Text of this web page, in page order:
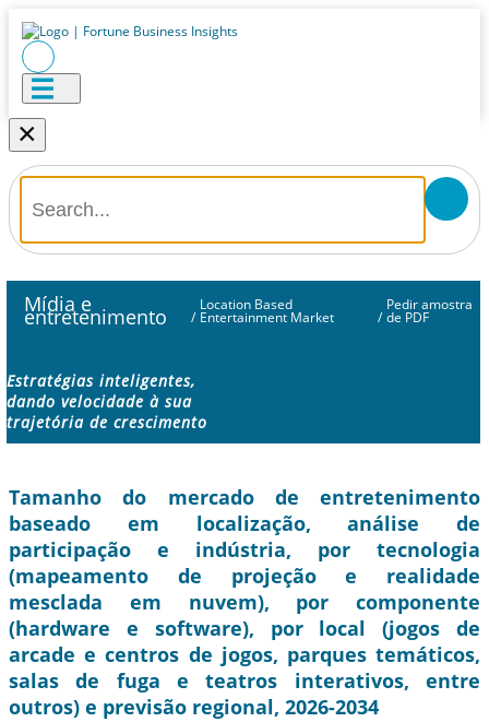
×
Mídia e
entretenimento /
Location Based
Entertainment Market /
Pedir amostra
de PDF
Estratégias inteligentes,
dando velocidade à sua
trajetória de crescimento
Tamanho do mercado de entretenimento
baseado em localização, análise de
participação e indústria, por tecnologia
(mapeamento de projeção e realidade
mesclada em nuvem), por componente
(hardware e software), por local (jogos de
arcade e centros de jogos, parques temáticos,
salas de fuga e teatros interativos, entre
outros) e previsão regional, 2026-2034